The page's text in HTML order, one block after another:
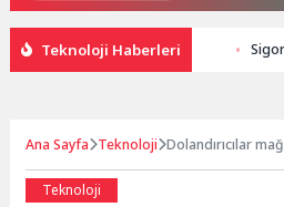
Teknoloji Haberleri
Ana Sayfa Teknoloji Dolandırıcılar
Teknoloji